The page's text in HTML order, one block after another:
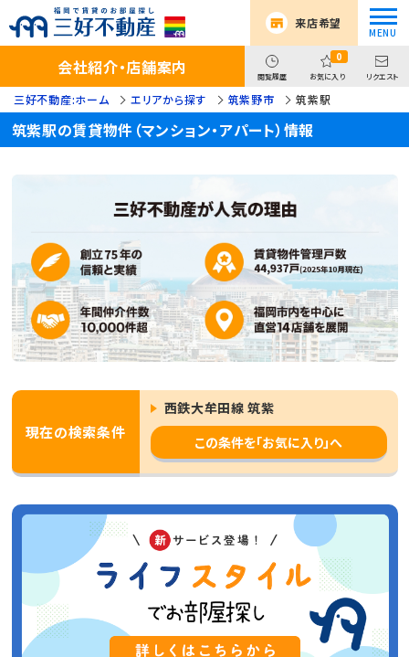
来店希望
会社紹介・店舗案内 閲覧履歴
0
お気に入り リクエスト
三好不動産:ホーム エリアから探す 筑紫野市 筑紫駅
筑紫駅の賃貸物件（マンション・アパート）情報
現在の検索条件
西鉄大牟田線 筑紫
この条件を「お気に入り」へ